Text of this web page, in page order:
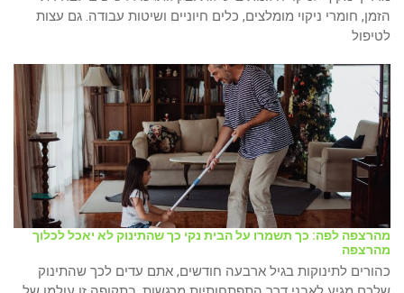
הזמן, חומרי ניקוי מומלצים, כלים חיוניים ושיטות עבודה. גם עצות
לטיפול
מהרצפה לפה: כך תשמרו על הבית נקי כך שהתינוק לא יאכל לכלוך
מהרצפה
כהורים לתינוקות בגיל ארבעה חודשים, אתם עדים לכך שהתינוק